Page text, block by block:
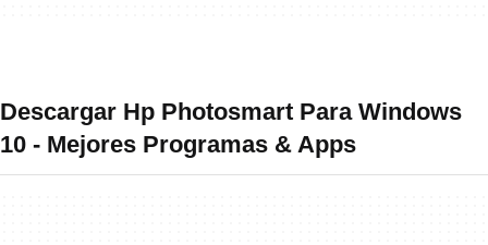
Descargar Hp Photosmart Para Windows
10 - Mejores Programas & Apps